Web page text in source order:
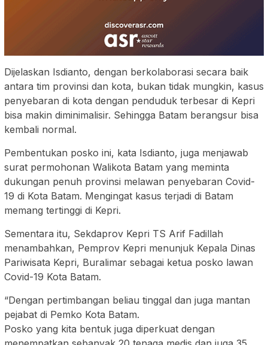
Dijelaskan Isdianto, dengan berkolaborasi secara baik
antara tim provinsi dan kota, bukan tidak mungkin, kasus
penyebaran di kota dengan penduduk terbesar di Kepri
bisa makin diminimalisir. Sehingga Batam berangsur bisa
kembali normal.
Pembentukan posko ini, kata Isdianto, juga menjawab
surat permohonan Walikota Batam yang meminta
dukungan penuh provinsi melawan penyebaran Covid-
19 di Kota Batam. Mengingat kasus terjadi di Batam
memang tertinggi di Kepri.
Sementara itu, Sekdaprov Kepri TS Arif Fadillah
menambahkan, Pemprov Kepri menunjuk Kepala Dinas
Pariwisata Kepri, Buralimar sebagai ketua posko lawan
Covid-19 Kota Batam.
“Dengan pertimbangan beliau tinggal dan juga mantan
pejabat di Pemko Kota Batam.
Posko yang kita bentuk juga diperkuat dengan